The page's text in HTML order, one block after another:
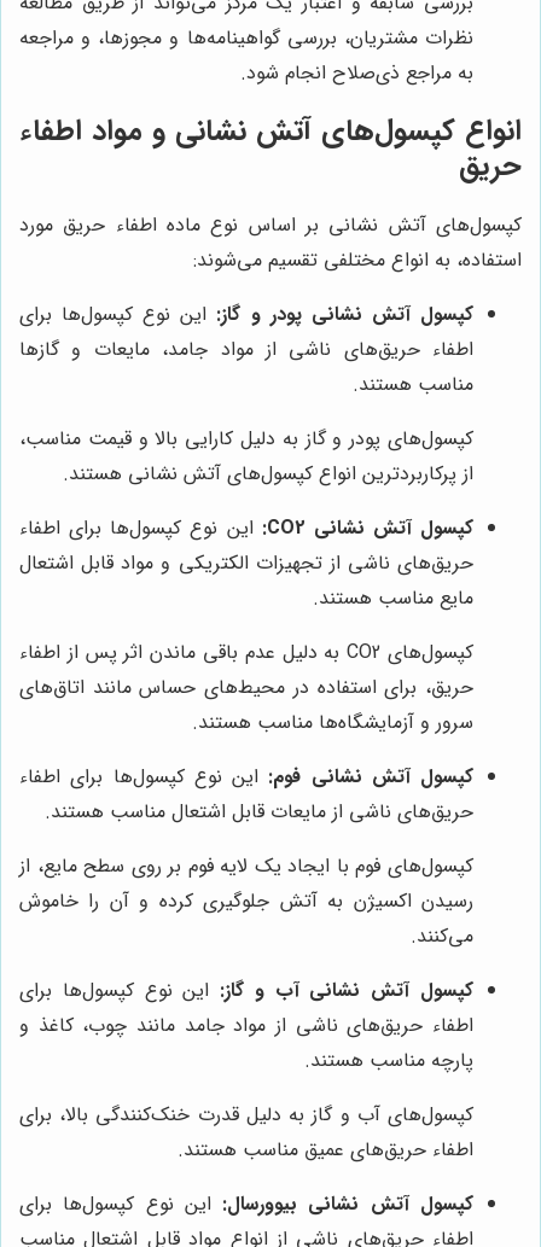
نظرات مشتریان، بررسی گواهینامه‌ها و مجوزها، و مراجعه
به مراجع ذی‌صلاح انجام شود.
انواع کپسول‌های آتش نشانی و مواد اطفاء
حریق
کپسول‌های آتش نشانی بر اساس نوع ماده اطفاء حریق مورد
استفاده، به انواع مختلفی تقسیم می‌شوند:
کپسول آتش نشانی پودر و گاز: این نوع کپسول‌ها برای
اطفاء حریق‌های ناشی از مواد جامد، مایعات و گازها
مناسب هستند.
کپسول‌های پودر و گاز به دلیل کارایی بالا و قیمت مناسب،
از پرکاربردترین انواع کپسول‌های آتش نشانی هستند.
کپسول آتش نشانی CO2:
این نوع کپسول‌ها برای اطفاء
حریق‌های ناشی از تجهیزات الکتریکی و مواد قابل اشتعال
مایع مناسب هستند.
کپسول‌های CO2 به دلیل عدم باقی ماندن اثر پس از اطفاء
حریق، برای استفاده در محیط‌های حساس مانند اتاق‌های
سرور و آزمایشگاه‌ها مناسب هستند.
کپسول آتش نشانی فوم: این نوع کپسول‌ها برای اطفاء
حریق‌های ناشی از مایعات قابل اشتعال مناسب هستند.
کپسول‌های فوم با ایجاد یک لایه فوم بر روی سطح مایع، از
رسیدن اکسیژن به آتش جلوگیری کرده و آن را خاموش
می‌کنند.
کپسول آتش نشانی آب و گاز: این نوع کپسول‌ها برای
اطفاء حریق‌های ناشی از مواد جامد مانند چوب، کاغذ و
پارچه مناسب هستند.
کپسول‌های آب و گاز به دلیل قدرت خنک‌کنندگی بالا، برای
اطفاء حریق‌های عمیق مناسب هستند.
کپسول آتش نشانی بیوورسال: این نوع کپسول‌ها برای
اطفاء حریق‌های ناشی از انواع مواد قابل اشتعال مناسب